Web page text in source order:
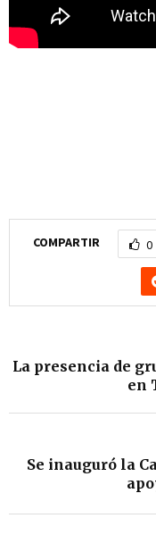
COMPARTIR 0
La presencia de
en
Se inauguró la